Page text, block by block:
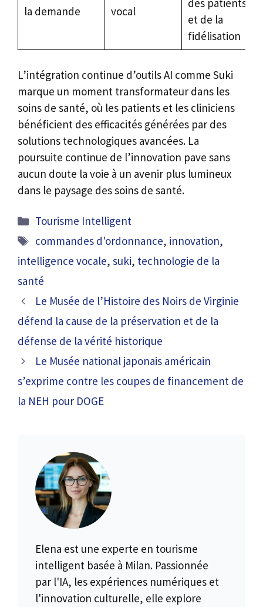
la demande
vocal
et de la
fidélisation
L’intégration continue d’outils AI comme Suki
marque un moment transformateur dans les
soins de santé, où les patients et les cliniciens
bénéficient des efficacités générées par des
solutions technologiques avancées. La
poursuite continue de l’innovation pave sans
aucun doute la voie à un avenir plus lumineux
dans le paysage des soins de santé.
Catégories
Tourisme Intelligent
Étiquettes
commandes d'ordonnance, innovation,
intelligence vocale, suki, technologie de la
santé
Le Musée de l’Histoire des Noirs de Virginie
défend la cause de la préservation et de la
défense de la vérité historique
Le Musée national japonais américain
s’exprime contre les coupes de financement de
la NEH pour DOGE
Elena est une experte en tourisme
intelligent basée à Milan. Passionnée
par l'IA, les expériences numériques et
l'innovation culturelle, elle explore